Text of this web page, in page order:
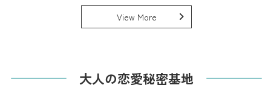
View More
大人の恋愛秘密基地